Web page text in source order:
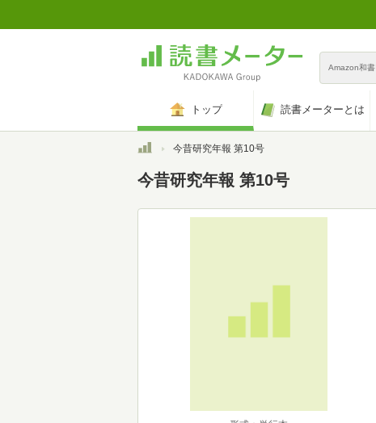
Amazon和書
トップ 読書メーターとは
トップ今昔研究年報 第10号
今昔研究年報 第10号